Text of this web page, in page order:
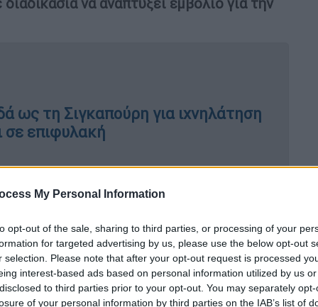
My Personal Information
opt-out of the sale, sharing to third parties, or processing of your
for targeted advertising by us, please use the below opt-out
selection. Please note that after your opt-out request is processed
interest-based ads based on personal information utilized by us
to third parties prior to your opt-out. You may separately
of your personal information by third parties on the IAB’s list of
ως τη Σιγκαπούρη για ιχνηλάτηση
σε επιφυλακή
από την Αργεντινή τον περασμένο
χανταϊού, ενώ υπάρχουν και
Άσελ Σαρτμπάεβα, από το
είναι μία από τους επιστήμονες ομάδας